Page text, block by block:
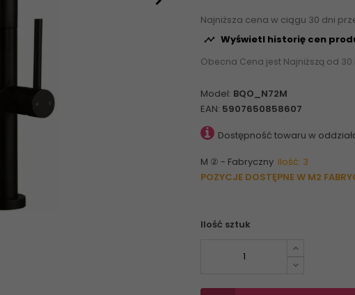
Najniższa cena w ciągu 30 dni
 Wyświetl historię cen
Obecna Cena jest Najniższą od 30
Model: BQO_N72M
EAN: 5907650858607
Dostępność towaru w
M ② - Fabryczny Ilość: 3
POZYCJE DOSTĘPNE W M2
Ilość sztuk